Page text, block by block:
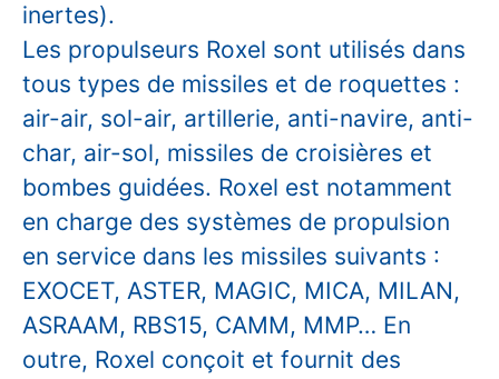
inertes).
Les propulseurs Roxel sont utilisés dans
tous types de missiles et de roquettes :
air-air, sol-air, artillerie, anti-navire, anti-
char, air-sol, missiles de croisières et
bombes guidées. Roxel est notamment
en charge des systèmes de propulsion
en service dans les missiles suivants :
EXOCET, ASTER, MAGIC, MICA, MILAN,
ASRAAM, RBS15, CAMM, MMP… En
outre, Roxel conçoit et fournit des